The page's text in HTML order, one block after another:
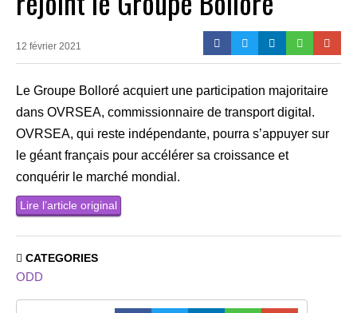
12 février 2021
Le Groupe Bolloré acquiert une participation majoritaire
dans OVRSEA, commissionnaire de transport digital.
OVRSEA, qui reste indépendante, pourra s’appuyer sur
le géant français pour accélérer sa croissance et
conquérir le marché mondial.
Lire l’article original
CATEGORIES
ODD